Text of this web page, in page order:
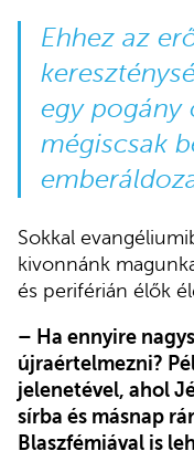
Ehhez az
egy pogány
mégiscsak
Sokkal
kivonnánk
és periférián élők
– Ha ennyire
újraértelmezni?
jelenetével, ahol
sírba és másnap
Blaszfémiával is